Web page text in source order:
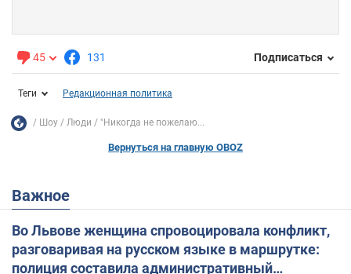
45 131 Подписаться
Теги Редакционная политика
Шоу Люди "Никогда не пожелаю...
Вернуться на главную OBOZ
Важное
Во Львове женщина спровоцировала конфликт,
разговаривая на русском языке в маршрутке:
полиция составила административный